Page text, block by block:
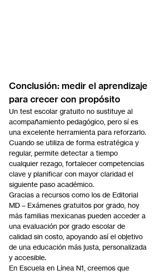
Conclusión: medir el aprendizaje
para crecer con propósito
Un test escolar gratuito no sustituye al
acompañamiento pedagógico, pero sí es
una excelente herramienta para reforzarlo.
Cuando se utiliza de forma estratégica y
regular, permite detectar a tiempo
cualquier rezago, fortalecer competencias
clave y planificar con mayor claridad el
siguiente paso académico.
Gracias a recursos como los de Editorial
MD – Exámenes gratuitos por grado, hoy
más familias mexicanas pueden acceder a
una evaluación por grado escolar de
calidad sin costo, apoyando así el objetivo
de una educación más justa, personalizada
y accesible.
En Escuela en Línea N1, creemos que